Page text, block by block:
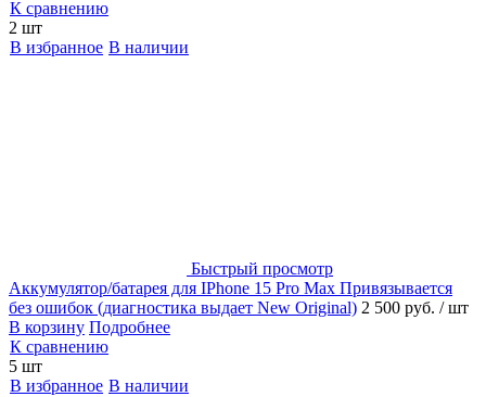
К сравнению
2 шт
В избранное В наличии
Быстрый просмотр
Аккумулятор/батарея для IPhone 15 Pro Max Привязывается
без ошибок (диагностика выдает New Original) 2 500 руб. / шт
В корзину Подробнее
К сравнению
5 шт
В избранное В наличии